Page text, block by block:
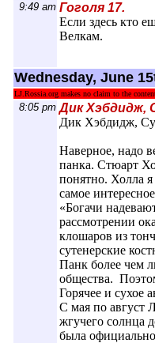
9:49 am Гоголя 17.
Если здесь кто
Велкам.
Wednesday, June
LJ.Rossia.org makes no claim to the
8:05 pm Дик Хэбдидж,
Дик Хэбдидж,
Наверное, надо
панка. Стюарт
понятно. Холла я
самое
«Богачи
рассмотрении
клошаров из
сутенерские
Панк более чем
общества.
Горячее и сухое
С мая по август
жгучего солнца
была официально